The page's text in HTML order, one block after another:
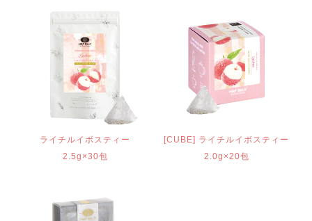
ライチルイボスティー
2.5g×30包
[CUBE] ライチルイボスティー
2.0g×20包